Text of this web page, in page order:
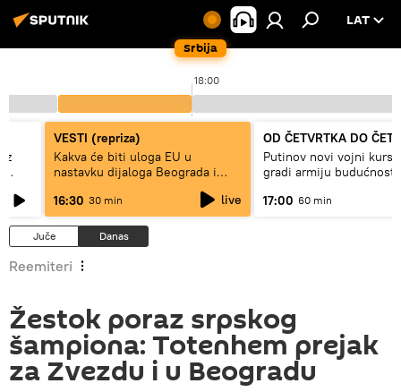
Srbija
LAT
18:00
VESTI (repriza)
Kakva će biti uloga EU u
nastavku dijaloga Beograda i
16:30 30 min live
OD ČETVRTKA DO
Putinov novi vojni kurs
gradi armiju budućnosti
17:00 60 min
Juče Danas
Reemiteri
Žestok poraz srpskog
šampiona: Totenhem prejak
za Zvezdu i u Beogradu